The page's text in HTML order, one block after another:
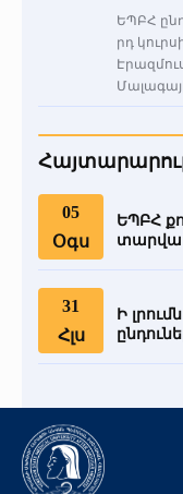
ԵՊԲՀ
րդ
05
Օգս
ԵՊԲՀ
տարվա
31
Հլս
Ի